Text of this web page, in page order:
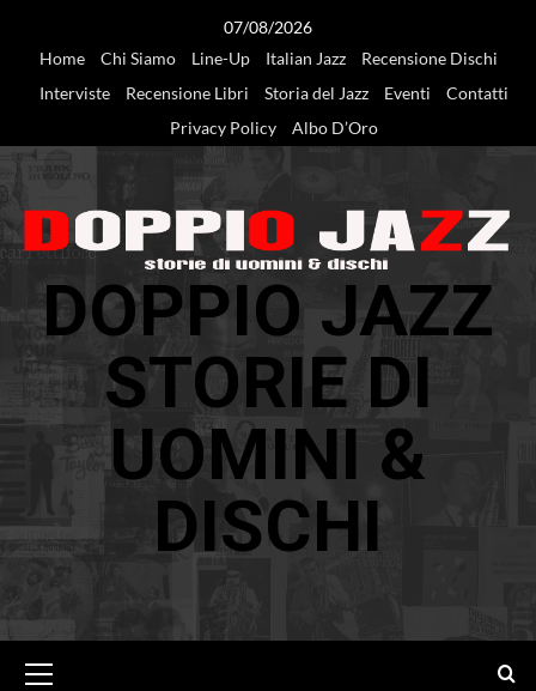
07/08/2026
Home
Chi Siamo Line-Up Italian Jazz
Recensione Dischi
Interviste
Recensione Libri Storia del Jazz Eventi
Contatti
Privacy Policy
Albo D’Oro
DOPPIO JAZZ
STORIE DI
UOMINI &
DISCHI
principale